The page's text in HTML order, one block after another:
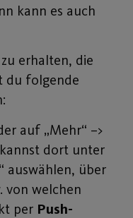
kann es auch
erhalten, die
du folgende
auf „Mehr“ –>
dort unter
auswählen, über
von welchen
per Push-